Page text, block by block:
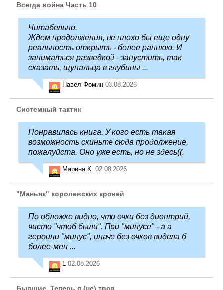
Всегда война Часть 10
Читабельно.
Ждем продолжения, не плохо бы еще одну
реальность открыть - более раннюю. И
заниматься разведкой - запустить, так
сказать, щупальца в глубины ...
Павел Фомин 03.08.2026
Системный тактик
Понравилась книга. У кого есть такая
возможность скиньте сюда продолжение,
пожалуйста. Оно уже есть, но не здесь((.
Марина К. 02.08.2026
"Маньяк" королевских кровей
По обложке видно, что очки без диоптрий,
чисто "чтоб были". При "минусе" - а а
героини "минус", иначе без очков видела б
более-мен ...
L 02.08.2026
Бывшие. Теперь я (не) твоя